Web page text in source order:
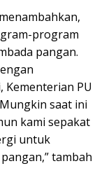
program
pangan.
Kementerian PU
saat ini
kami sepakat
untuk
tambah